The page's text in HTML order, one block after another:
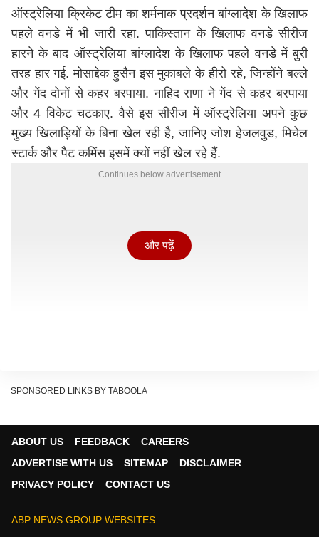
ऑस्ट्रेलिया क्रिकेट टीम का शर्मनाक प्रदर्शन बांग्लादेश के खिलाफ
पहले वनडे में भी जारी रहा. पाकिस्तान के खिलाफ वनडे सीरीज
हारने के बाद ऑस्ट्रेलिया बांग्लादेश के खिलाफ पहले वनडे में बुरी
तरह हार गई. मोसाद्देक हुसैन इस मुकाबले के हीरो रहे, जिन्होंने बल्ले
और गेंद दोनों से कहर बरपाया. नाहिद राणा ने गेंद से कहर बरपाया
और 4 विकेट चटकाए. वैसे इस सीरीज में ऑस्ट्रेलिया अपने कुछ
मुख्य खिलाड़ियों के बिना खेल रही है, जानिए जोश हेजलवुड, मिचेल
स्टार्क और पैट कमिंस इसमें क्यों नहीं खेल रहे हैं.
Continues below advertisement
रनों का लक्ष्य मिला था, जिसका पीछा करते हुए ऑस्ट्रेलिया की
और पढ़ें
SPONSORED LINKS BY TABOOLA
ABOUT US FEEDBACK
CAREERS
ADVERTISE WITH US
SITEMAP
DISCLAIMER
PRIVACY POLICY
CONTACT US
ABP NEWS GROUP WEBSITES